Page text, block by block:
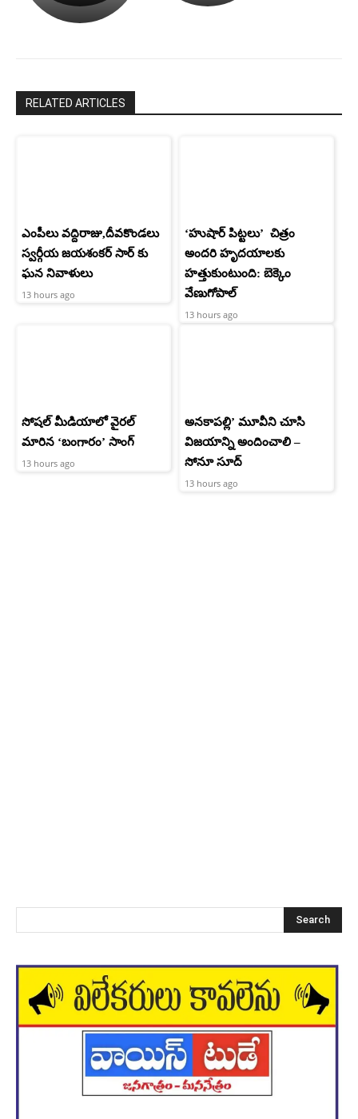
రామ్
RELATED ARTICLES
ఎంపీలు వద్దిరాజు,దీవకొండలు
స్వర్గీయ జయశంకర్ సార్ కు
ఘన నివాళులు
13 hours ago
‘హుషార్‌ పిట్టలు’ చిత్రం
అందరి హృదయాలకు
హత్తుకుంటుంది: బెక్కెం
వేణుగోపాల్‌
13 hours ago
సోషల్ మీడియాలో వైరల్
మారిన ‘బంగారం’ సాంగ్
13 hours ago
అనకాపల్లి’ మూవీని చూసి
విజయాన్ని అందించాలి –
సోనూ సూద్
13 hours ago
Search